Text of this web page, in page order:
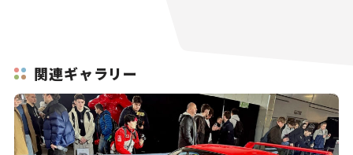
関連ギャラリー